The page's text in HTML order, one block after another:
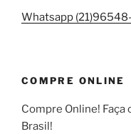
Whatsapp
COMPRE ONLINE
Compre Online! Faça
Brasil!